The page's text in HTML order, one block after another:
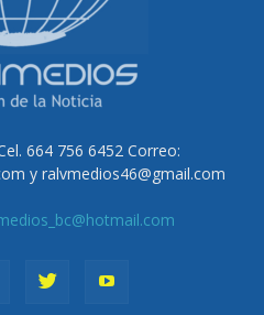
664 756 6452 Correo:
y ralvmedios46@gmail.com